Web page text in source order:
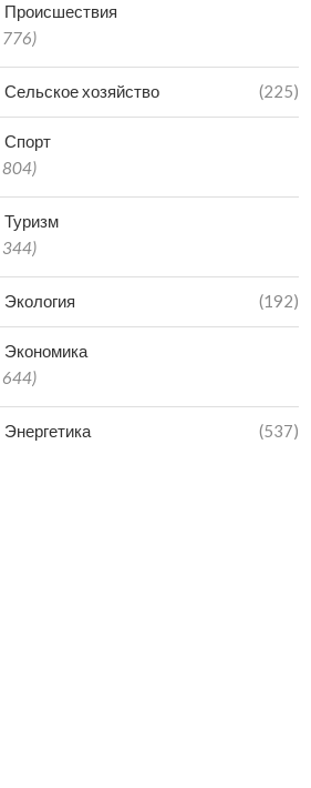
Происшествия
776)
Сельское хозяйство (225)
Спорт
804)
Туризм
344)
Экология (192)
Экономика
644)
Энергетика (537)